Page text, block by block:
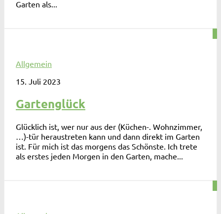
Garten als...
Allgemein
15. Juli 2023
Gartenglück
Glücklich ist, wer nur aus der (Küchen-. Wohnzimmer,
…)-tür heraustreten kann und dann direkt im Garten
ist. Für mich ist das morgens das Schönste. Ich trete
als erstes jeden Morgen in den Garten, mache...